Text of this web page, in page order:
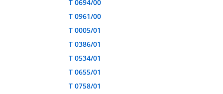
T 0694/00
T 0961/00
T 0005/01
T 0386/01
T 0534/01
T 0655/01
T 0758/01